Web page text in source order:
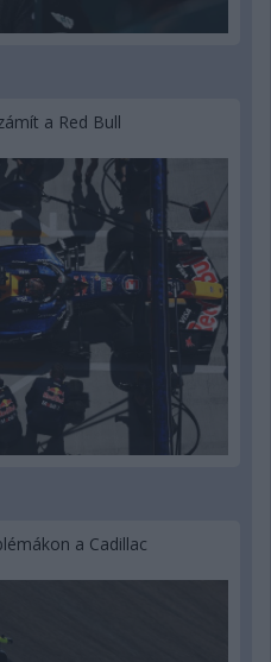
a Red Bull
a Cadillac